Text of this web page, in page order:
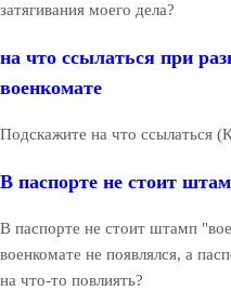
затягивания моего дела?
на что ссылаться при
военкомате
Подскажите на что ссылаться
В паспорте не стоит
В паспорте не стоит штамп
военкомате не появлялся, а
на что-то повлиять?